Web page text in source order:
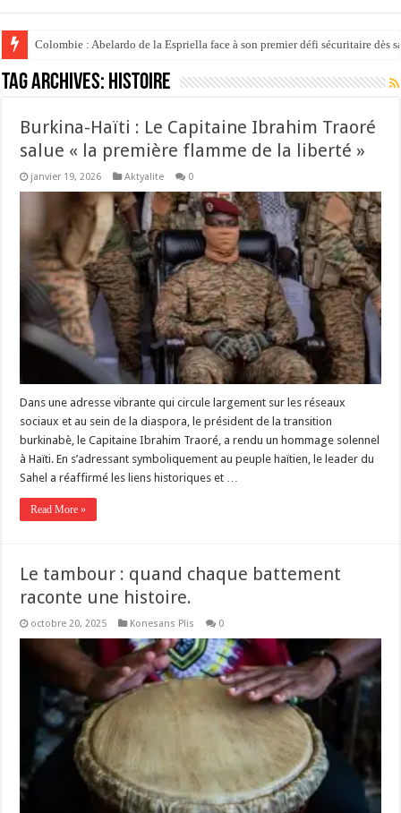
Colombie : Abelardo de la Espriella face à son premier défi sécuritaire dès
Tag Archives: histoire
Burkina-Haïti : Le Capitaine Ibrahim Traoré
salue « la première flamme de la liberté »
janvier 19, 2026 Aktyalite 0
Dans une adresse vibrante qui circule largement sur les réseaux
sociaux et au sein de la diaspora, le président de la transition
burkinabè, le Capitaine Ibrahim Traoré, a rendu un hommage solennel
à Haïti. En s’adressant symboliquement au peuple haïtien, le leader du
Sahel a réaffirmé les liens historiques et …
Read More »
Le tambour : quand chaque battement
raconte une histoire.
octobre 20, 2025 Konesans Plis 0